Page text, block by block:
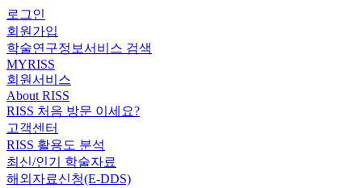
로그인
회원가입
학술연구정보서비스 검색
MYRISS
회원서비스
About RISS
RISS 처음 방문 이세요?
고객센터
RISS 활용도 분석
최신/인기 학술자료
해외자료신청(E-DDS)